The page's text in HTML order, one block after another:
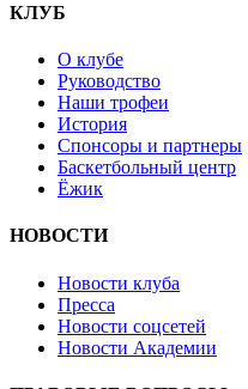
КЛУБ
О клубе
Руководство
Наши трофеи
История
Спонсоры и партнеры
Баскетбольный центр
Ёжик
НОВОСТИ
Новости клуба
Пресса
Новости соцсетей
Новости Академии